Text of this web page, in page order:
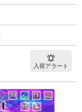
入荷アラート